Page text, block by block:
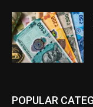
POPULAR